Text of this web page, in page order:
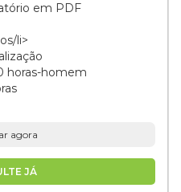
em PDF
li>
horas-homem
agora
JÁ